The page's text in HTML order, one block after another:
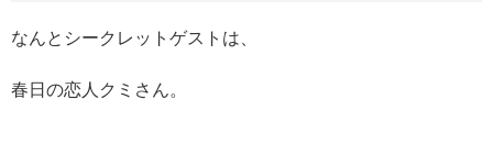
なんとシークレットゲストは、
春日の恋人クミさん。